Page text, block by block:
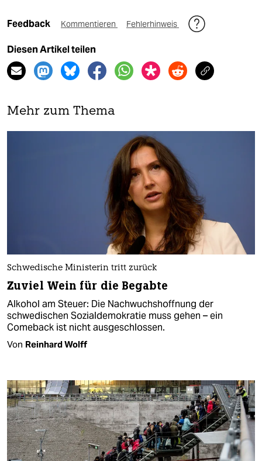
Feedback Kommentieren Fehlerhinweis
Diesen Artikel teilen
Mehr zum Thema
Schwedische Ministerin tritt zurück
Zuviel Wein für die Begabte
Alkohol am Steuer: Die Nachwuchshoffnung der
schwedischen Sozialdemokratie muss gehen – ein
Comeback ist nicht ausgeschlossen.
Von Reinhard Wolff